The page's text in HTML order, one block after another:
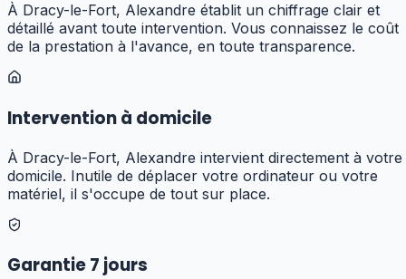
À Dracy-le-Fort, Alexandre établit un chiffrage clair et
détaillé avant toute intervention. Vous connaissez le coût
de la prestation à l'avance, en toute transparence.
Intervention à domicile
À Dracy-le-Fort, Alexandre intervient directement à votre
domicile. Inutile de déplacer votre ordinateur ou votre
matériel, il s'occupe de tout sur place.
Garantie 7 jours